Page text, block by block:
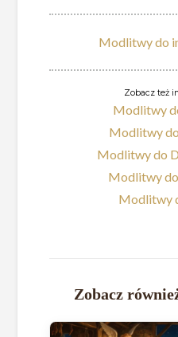
Modlitwy do
Zobacz też
Modlitwy
Modlitwy do
Modlitwy do
Modlitwy
Modlitwy
Zobacz